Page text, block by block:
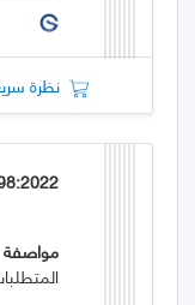
نظرة
مواصفة